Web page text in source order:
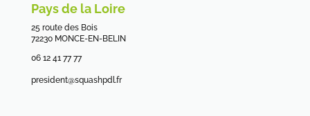
Pays de la Loire
25 route des Bois
72230 MONCE-EN-BELIN
06 12 41 77 77
president@squashpdl.fr